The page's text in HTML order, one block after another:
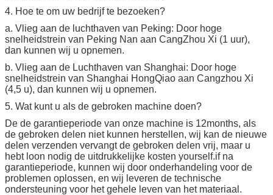
4. Hoe te om uw bedrijf te bezoeken?
a. Vlieg aan de luchthaven van Peking: Door hoge
snelheidstrein van Peking Nan aan CangZhou Xi (1 uur),
dan kunnen wij u opnemen.
b. Vlieg aan de Luchthaven van Shanghai: Door hoge
snelheidstrein van Shanghai HongQiao aan Cangzhou Xi
(4,5 u), dan kunnen wij u opnemen.
5. Wat kunt u als de gebroken machine doen?
De de garantieperiode van onze machine is 12months, als
de gebroken delen niet kunnen herstellen, wij kan de nieuwe
delen verzenden vervangt de gebroken delen vrij, maar u
hebt loon nodig de uitdrukkelijke kosten yourself.if na
garantieperiode, kunnen wij door onderhandeling voor de
problemen oplossen, en wij leveren de technische
ondersteuning voor het gehele leven van het materiaal.